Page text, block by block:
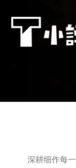
深耕细作每